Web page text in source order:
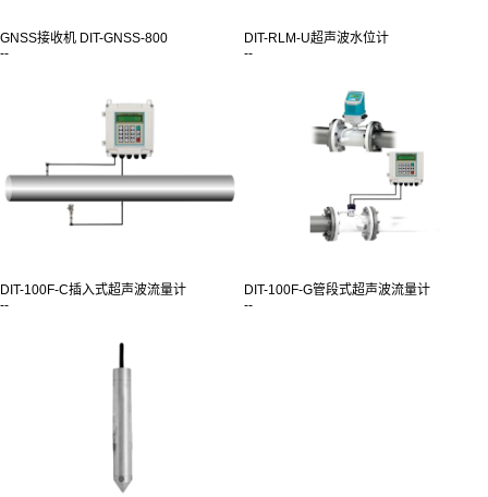
GNSS接收机 DIT-GNSS-800
--
DIT-RLM-U超声波水位计
--
DIT-100F-C插入式超声波流量计
--
DIT-100F-G管段式超声波流量计
--